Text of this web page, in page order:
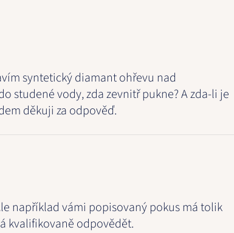
syntetický diamant ohřevu nad
studené vody, zda zevnitř pukne? A zda-li je
děkuji za odpověď.
například vámi popisovaný pokus má tolik
kvalifikovaně odpovědět.